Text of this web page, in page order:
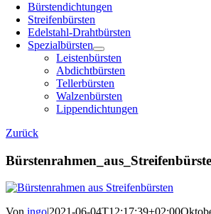
Bürstendichtungen
Streifenbürsten
Edelstahl-Drahtbürsten
Spezialbürsten
Leistenbürsten
Abdichtbürsten
Tellerbürsten
Walzenbürsten
Lippendichtungen
Zurück